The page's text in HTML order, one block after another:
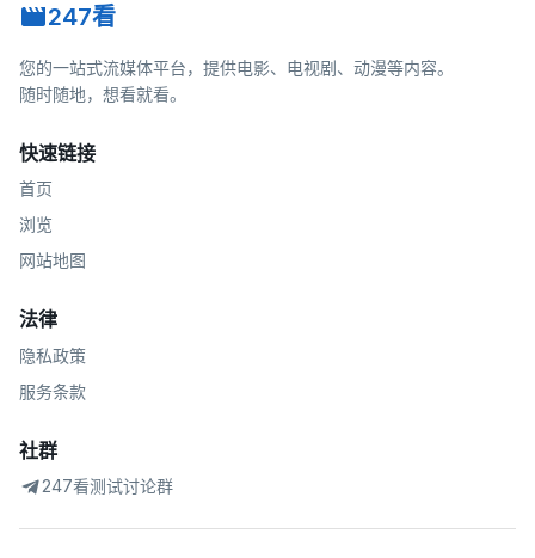
247看
您的一站式流媒体平台，提供电影、电视剧、动漫等内容。
随时随地，想看就看。
快速链接
首页
浏览
网站地图
法律
隐私政策
服务条款
社群
247看测试讨论群